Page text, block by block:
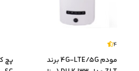
4
مودم 4G-LTE/5G برند
پچ